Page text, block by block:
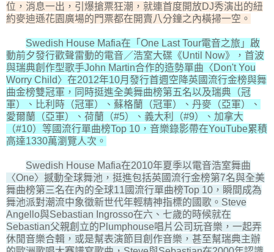
位，消息一出，引爆搶票狂潮，就連首度開放DJ秀演出的紐
約麥迪遜花園廣場的門票都在開賣八分鐘之內橫掃一空。
Swedish House Mafia在「One Last Tour電音之旅」啟
動前夕發行歡聲雷動的電音／浩室大碟《Until Now》，首波
與瑞典創作型歌手John Martin合作的造勢單曲〈Don't You
Worry Child〉在2012年10月發行首週空降英國流行金榜與舞
曲金榜雙冠軍，同時挺進全美舞曲榜第五名以及瑞典（冠
軍）、比利時（冠軍）、蘇格蘭（冠軍）、丹麥（亞軍）、
愛爾蘭（亞軍）、荷蘭（#5）、義大利（#9）、加拿大
（#10）等國流行單曲榜Top 10，音樂錄影帶在YouTube累積
高達1330萬瀏覽人次。
Swedish House Mafia在2010年夏季以電音浩室舞曲
〈One〉撼動全球舞池，挺進包括英國流行金榜第7名與全美
舞曲榜第三名在內的全球11國流行單曲榜Top 10，瞬間成為
舞池派對潮流中象徵新世代年輕精神指標的國歌。Steve
Angello與Sebastian Ingrosso在六、七歲的時候就在
Sebastian父親創立的Plumphouse唱片公司玩音樂，一起弄
休閒音樂合輯，或是幫表演節目創作音樂，甚至幫瑞典主辦